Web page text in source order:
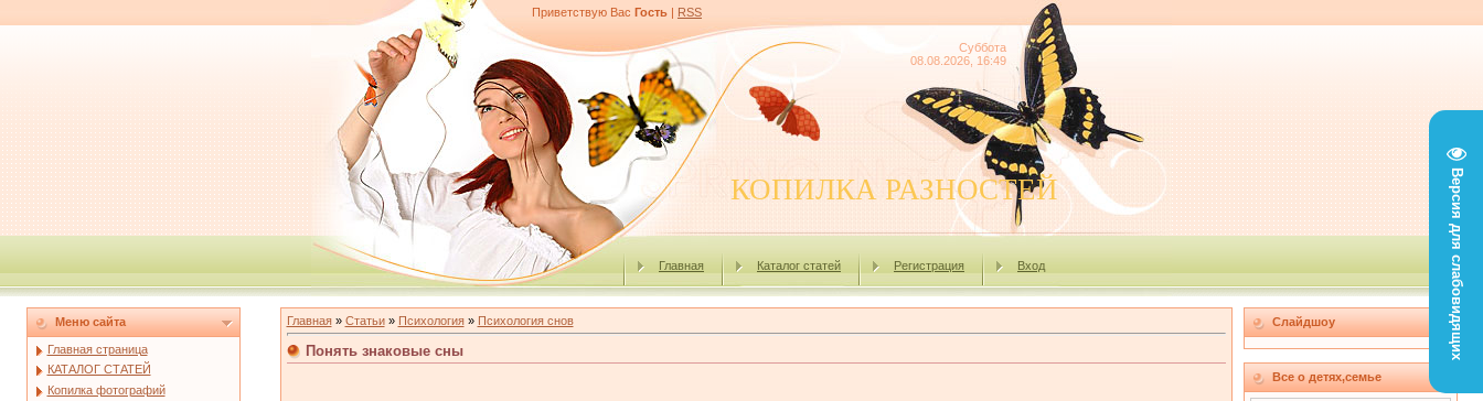
Версия для слабовидящих
Приветствую Вас Гость | RSS
Суббота
08.08.2026, 16:49
КОПИЛКА РАЗНОСТЕЙ
Главная Каталог статей Регистрация Вход
Меню сайта
Главная страница
КАТАЛОГ СТАТЕЙ
Копилка фотографий
Главная» Статьи» Психология» Психология снов
Понять знаковые сны
Слайдшоу
Все о детях,семье